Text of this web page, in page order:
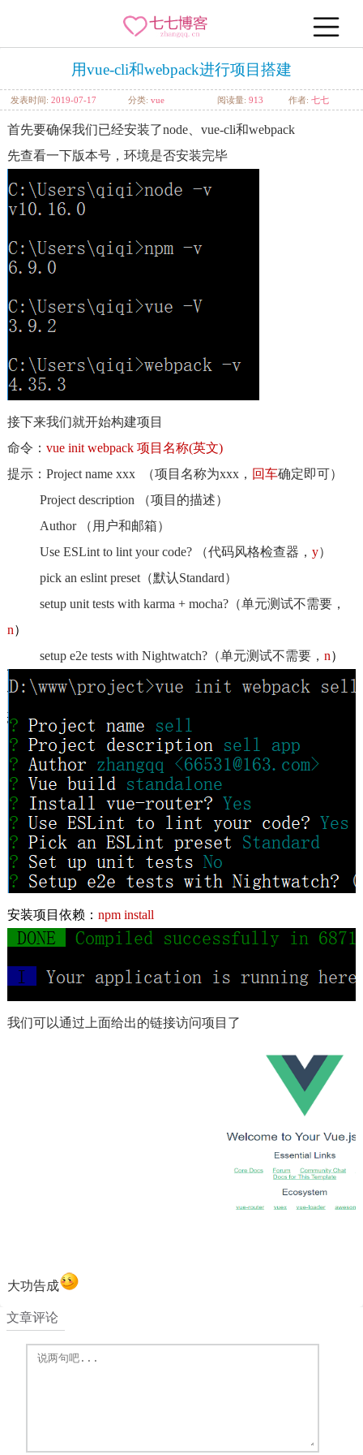
用vue-cli和webpack进行项目搭建
发表时间:2019-07-17 分类:vue 阅读量: 913 作者: 七七
首先要确保我们已经安装了node、vue-cli和webpack
先查看一下版本号，环境是否安装完毕
接下来我们就开始构建项目
命令： vue init webpack 项目名称(英文)
提示：Project name xxx （项目名称为xxx， 回车确定即可）
Project description （项目的描述）
Author （用户和邮箱）
Use ESLint to lint your code? （代码风格检查器， y）
pick an eslint preset（默认Standard）
setup unit tests with karma + mocha?（单元测试不需要，
n）
setup e2e tests with Nightwatch?（单元测试不需要， n）
安装项目依赖： npm install
我们可以通过上面给出的链接访问项目了
大功告成
文章评论